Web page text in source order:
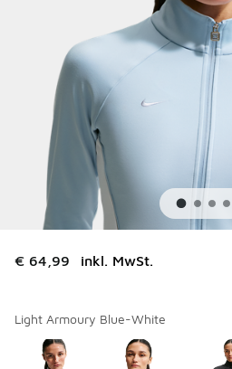
€ 64,99 inkl. MwSt.
Light Armoury Blue-White
Seite 1 von 1 zeigt die Farben 1
Bitte wählen Sie einen Stil aus